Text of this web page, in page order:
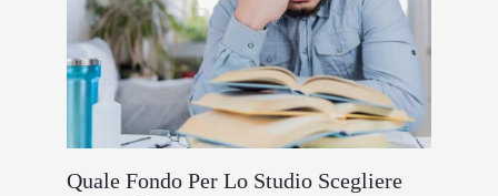
Quale Fondo Per Lo Studio Scegliere